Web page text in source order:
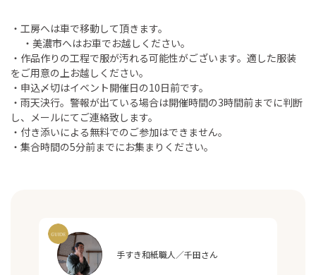
手すき和紙職人／千田さん
・工房へは車で移動して頂きます。
・美濃市へはお車でお越しください。
・作品作りの工程で服が汚れる可能性がございます。適した服装
をご用意の上お越しください。
・申込〆切はイベント開催日の10日前です。
・雨天決行。警報が出ている場合は開催時間の3時間前までに判断
し、メールにてご連絡致します。
・付き添いによる無料でのご参加はできません。
・集合時間の5分前までにお集まりください。